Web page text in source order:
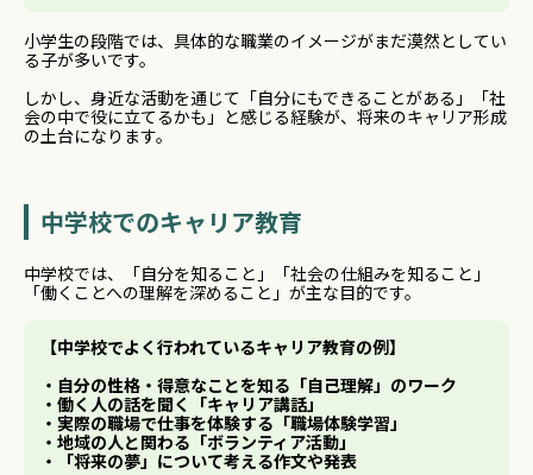
小学生の段階では、具体的な職業のイメージがまだ漠然としてい
る子が多いです。
しかし、身近な活動を通じて「自分にもできることがある」「社
会の中で役に立てるかも」と感じる経験が、将来のキャリア形成
の土台になります。
中学校でのキャリア教育
中学校では、「自分を知ること」「社会の仕組みを知ること」
「働くことへの理解を深めること」が主な目的です。
【中学校でよく行われているキャリア教育の例】
・自分の性格・得意なことを知る「自己理解」のワーク
・働く人の話を聞く「キャリア講話」
・実際の職場で仕事を体験する「職場体験学習」
・地域の人と関わる「ボランティア活動」
・「将来の夢」について考える作文や発表